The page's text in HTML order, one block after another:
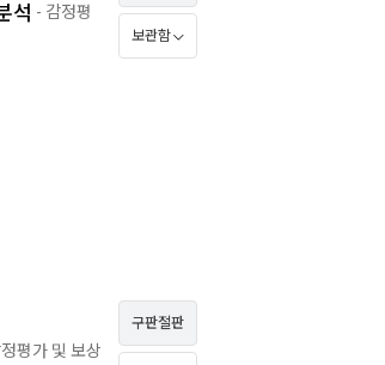
석 - 감정평
보관함
평가 및 보상
구판절판